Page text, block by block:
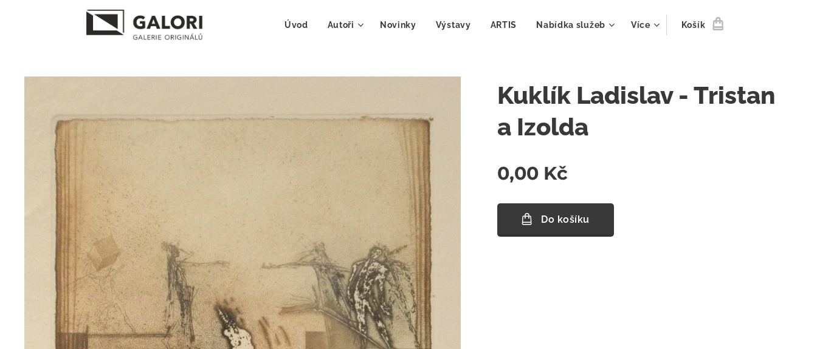
Úvod Autoři Novinky Výstavy ARTIS Nabídka služeb Více Košík
Kuklík Ladislav - Tristan
a Izolda
0,00 Kč
Do košíku